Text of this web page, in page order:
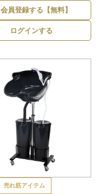
会員登録する【無料】
ログインする
売れ筋アイテム